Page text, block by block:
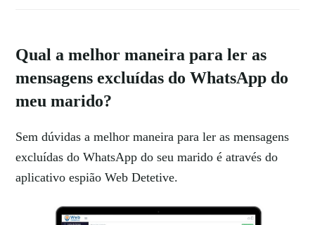
Qual a melhor maneira para ler as
mensagens excluídas do WhatsApp do
meu marido?
Sem dúvidas a melhor maneira para ler as mensagens
excluídas do WhatsApp do seu marido é através do
aplicativo espião Web Detetive.